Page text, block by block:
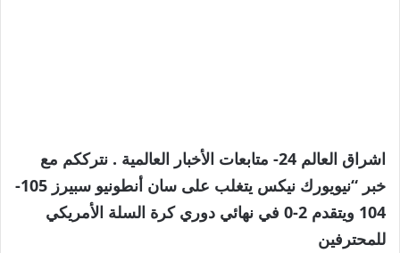
اشراق العالم 24- متابعات الأخبار العالمية . نترككم مع
خبر “نيويورك نيكس يتغلب على سان أنطونيو سبيرز 105-
104 ويتقدم 2-0 في نهائي دوري كرة السلة الأمريكي
للمحترفين